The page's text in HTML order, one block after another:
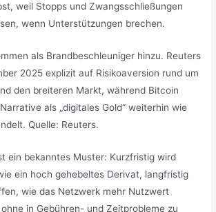
weil Stopps und Zwangsschließungen
wenn Unterstützungen brechen.
als Brandbeschleuniger hinzu. Reuters
2025 explizit auf Risikoaversion rund um
den breiteren Markt, während Bitcoin
als „digitales Gold“ weiterhin wie
Quelle: Reuters.
ein bekanntes Muster: Kurzfristig wird
ein hoch gehebeltes Derivat, langfristig
wie das Netzwerk mehr Nutzwert
in Gebühren- und Zeitprobleme zu